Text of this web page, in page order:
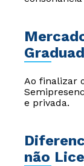
Ao finalizar
e privada.
não